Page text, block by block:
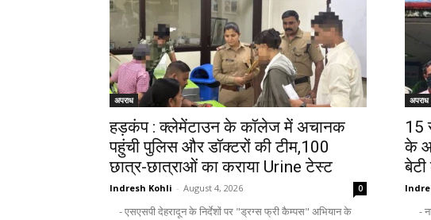
अपराध
हड़कंप : क्लेमेंटाउन के कॉलेज में अचानक
पहुंची पुलिस और डॉक्टरों की टीम,100
छात्र-छात्राओं का कराया Urine टेस्ट
Indresh Kohli - August 4, 2026 0
- एसएसपी देहरादून के निर्देशों पर "ड्रग्स फ्री कैम्पस" अभियान के
अपराध
15
के
-